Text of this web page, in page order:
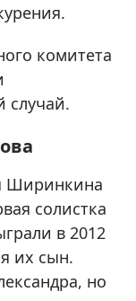
комитета
случай.
Ширинкина
солистка
в 2012
их сын.
но